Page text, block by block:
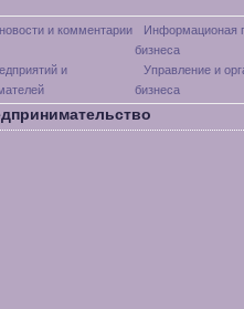
и комментарии
Информационая
бизнеса
и
Управление и
бизнеса